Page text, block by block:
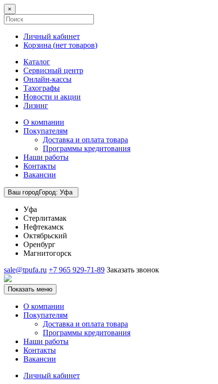
×
Личный кабинет
Корзина (нет товаров)
Каталог
Сервисный центр
Онлайн-кассы
Тахографы
Новости и акции
Лизинг
О компании
Покупателям
Доставка и оплата товара
Программы кредитования
Наши работы
Контакты
Вакансии
Ваш городГород: Уфа
Уфа
Стерлитамак
Нефтекамск
Октябрьский
Оренбург
Магнитогорск
sale@tpufa.ru +7 965 929-71-89 Заказать звонок
Показать меню
О компании
Покупателям
Доставка и оплата товара
Программы кредитования
Наши работы
Контакты
Вакансии
Личный кабинет